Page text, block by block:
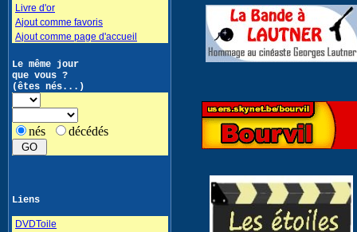
Livre d'or
Ajout comme favoris
Ajout comme page d'accueil
Le même jour
que vous ?
(êtes nés...)
nés décédés
Liens
DVDToile